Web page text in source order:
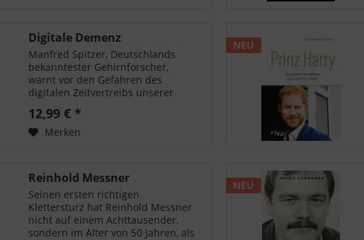
Digitale Demenz
Manfred Spitzer, Deutschlands
bekanntester Gehirnforscher,
warnt vor den Gefahren des
digitalen Zeitvertreibs unserer
Kinder. Wissenschaftliche Studien
belegen, dass bei intensiver
Nutzung von Computerspielen und
12,99 € *
Merken
NEU
Reinhold Messner
Seinen ersten richtigen
Klettersturz hat Reinhold Messner
nicht auf einem Achttausender,
sondern im Alter von 50 Jahren, als
NEU